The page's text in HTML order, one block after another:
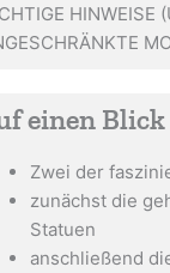
HINWEISE
einen Blick
Zwei der
zunächst die
Statuen
anschließend